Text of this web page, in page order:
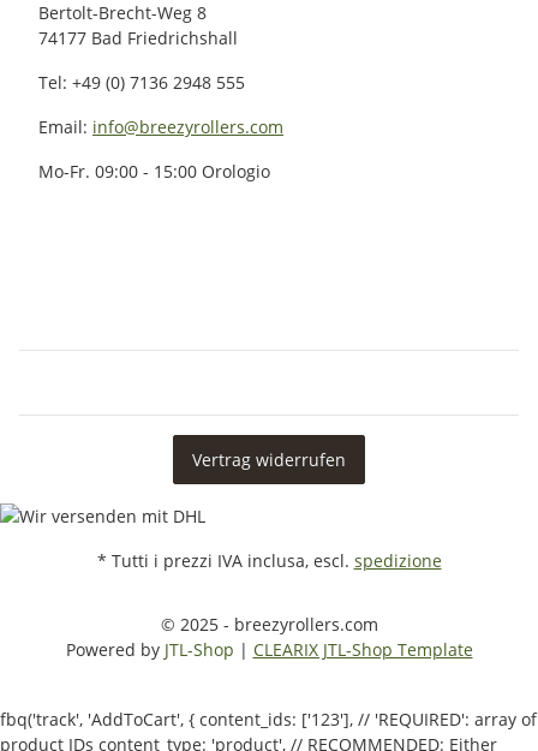
Bertolt-Brecht-Weg 8
74177 Bad Friedrichshall
Tel: +49 (0) 7136 2948 555
Email: info@breezyrollers.com
Mo-Fr. 09:00 - 15:00 Orologio
Vertrag widerrufen
* Tutti i prezzi IVA inclusa, escl. spedizione
© 2025 - breezyrollers.com
Powered by JTL-Shop | CLEARIX JTL-Shop Template
fbq('track', 'AddToCart', { content_ids: ['123'], // 'REQUIRED': array of
product IDs content_type: 'product', // RECOMMENDED: Either